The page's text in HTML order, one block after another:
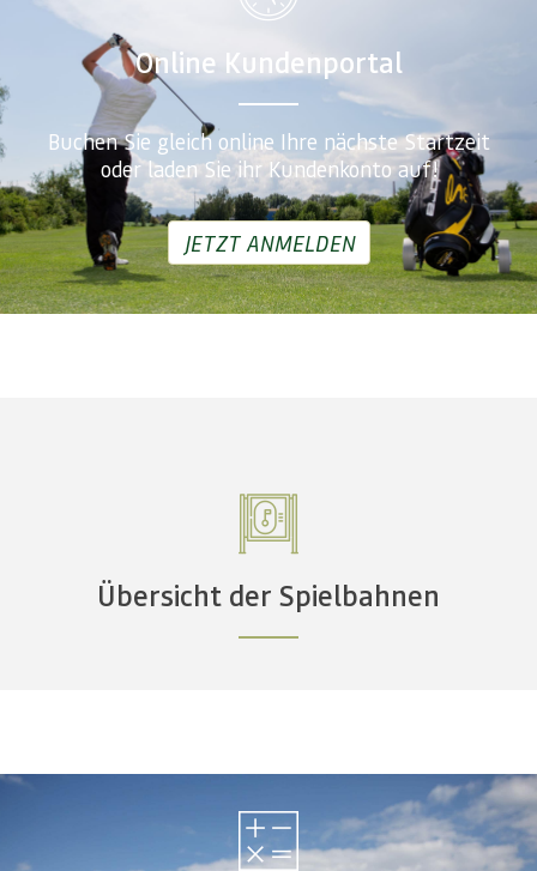
Online Kundenportal
Buchen Sie gleich online Ihre nächste Startzeit
oder laden Sie ihr Kundenkonto auf!
JETZT ANMELDEN
Übersicht der Spielbahnen